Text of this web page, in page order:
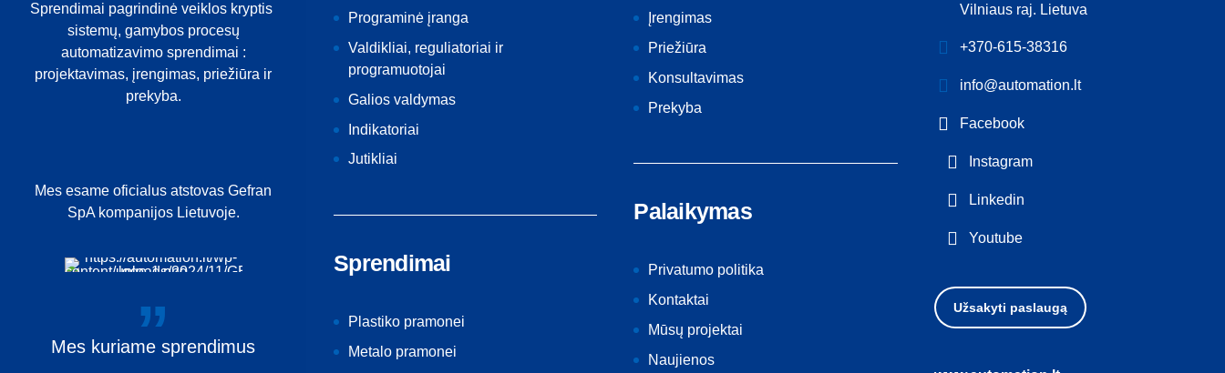
Sprendimai pagrindinė veiklos kryptis
sistemų, gamybos procesų
automatizavimo sprendimai :
projektavimas, įrengimas, priežiūra ir
prekyba.
Mes esame oficialus atstovas Gefran
SpA kompanijos Lietuvoje.
Mes kuriame sprendimus
Programinė įranga
Valdikliai, reguliatoriai ir
programuotojai
Galios valdymas
Indikatoriai
Jutikliai
Sprendimai
Plastiko pramonei
Metalo pramonei
Įrengimas
Priežiūra
Konsultavimas
Prekyba
Palaikymas
Privatumo politika
Kontaktai
Mūsų projektai
Naujienos
Vilniaus raj. Lietuva
+370-615-38316
info@automation.lt
Facebook
Instagram
Linkedin
Youtube
Užsakyti paslaugą